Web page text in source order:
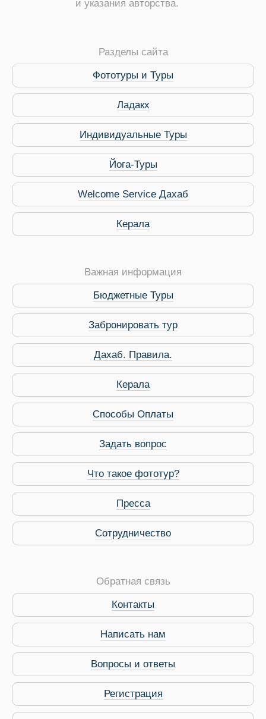
Service Дахаб
Путеводитель по
Виза в Индию
и указания авторства.
Разделы сайта
Фототуры и Туры
Ладакх
Индивидуальные Туры
Йога-Туры
Welcome Service Дахаб
Керала
Важная информация
Бюджетные Туры
Забронировать тур
Дахаб. Правила.
Керала
Способы Оплаты
Задать вопрос
Что такое фототур?
Пресса
Сотрудничество
Обратная связь
Контакты
Написать нам
Вопросы и ответы
Регистрация